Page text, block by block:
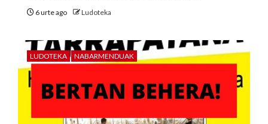
6 urte ago Ludoteka
LUDOTEKA NABARMENDUAK